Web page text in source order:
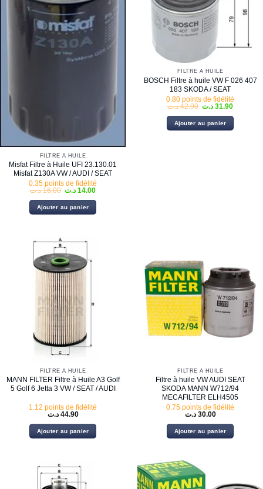
FILTRE À HUILE
Misfat Filtre à Huile UFI 23.130.01
Misfat Z130A VW / AUDI / SEAT
0.35 points de fidélité
16.00 د.ت
Le
initial
était :
14.00 د.ت
Le
actuel
est :
Ajouter au panier
FILTRE À HUILE
BOSCH Filtre à huile VW F 026 407
183 SKODA / SEAT
0.80 points de fidélité
42.90 د.ت
Le
initial
était :
31.90 د.ت
Le
actuel
est :
Ajouter au panier
FILTRE À HUILE
MANN FILTER Filtre à Huile A3 Golf
5 Golf 6 Jetta 3 VW / SEAT / AUDI
1.12 points de fidélité
44.90 د.ت
Ajouter au panier
FILTRE À HUILE
Filtre à huile VW AUDI SEAT
SKODA MANN W712/94
MECAFILTER ELH4505
0.75 points de fidélité
30.00 د.ت
Ajouter au panier